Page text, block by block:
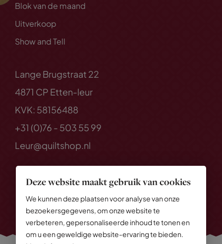
Deze website maakt gebruik van cookies
We kunnen deze plaatsen voor analyse van onze
bezoekersgegevens, om onze website te
verbeteren, gepersonaliseerde inhoud te tonen en
om u een geweldige website-ervaring te bieden.
Blok van de maand
Uitverkoop
Show and Tell
Lange Brugstraat 22
4871 CP Etten-leur
KVK: 58156488
+31 (0)76 - 503 55 99
Leur@quiltshop.nl